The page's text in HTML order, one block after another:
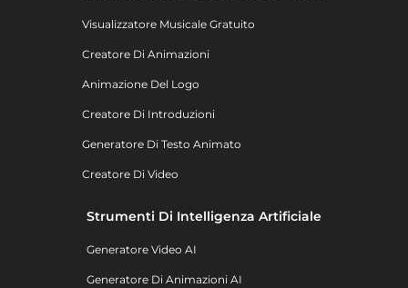
Visualizzatore Musicale Gratuito
Creatore Di Animazioni
Animazione Del Logo
Creatore Di Introduzioni
Generatore Di Testo Animato
Creatore Di Video
Strumenti Di Intelligenza Artificiale
Generatore Video AI
Generatore Di Animazioni AI